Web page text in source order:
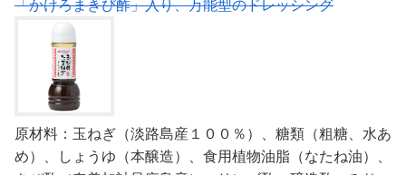
「かけろまきび酢」入り、万能型のドレッシング
原材料：玉ねぎ（淡路島産１００％）、糖類（粗糖、水あ
め）、しょうゆ（本醸造）、食用植物油脂（なたね油）、